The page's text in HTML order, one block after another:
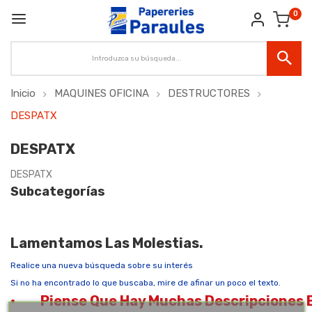
0
Inicio MAQUINES OFICINA
DESTRUCTORES
DESPATX
DESPATX
DESPATX
Subcategorías
Lamentamos Las Molestias.
Realice una nueva búsqueda sobre su interés
Si no ha encontrado lo que buscaba, mire de afinar un poco el texto.
·
Piense Que Hay Muchas